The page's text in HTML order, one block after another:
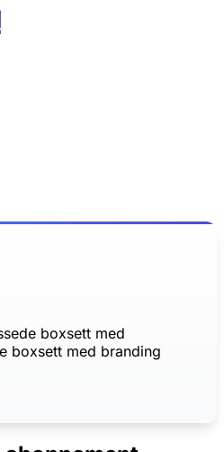
boxsett med
boxsett med branding